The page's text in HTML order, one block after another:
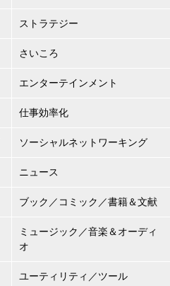
ストラテジー
さいころ
エンターテインメント
仕事効率化
ソーシャルネットワーキング
ニュース
ブック／コミック／書籍＆文献
ミュージック／音楽＆オーディ
オ
ユーティリティ／ツール